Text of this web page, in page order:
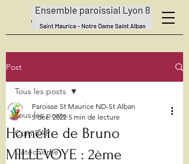
Post
Tous les posts
Com'EAP
Catéchisme
Tous les posts
Homélie de Bruno
MILLEVOYE : 2ème
Paroisse St Maurice ND-St Alban
5 déc. 2022 5 min de lecture